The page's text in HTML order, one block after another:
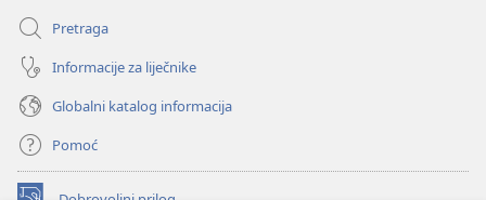
Pretraga
Informacije za liječnike
Globalni katalog informacija
Pomoć